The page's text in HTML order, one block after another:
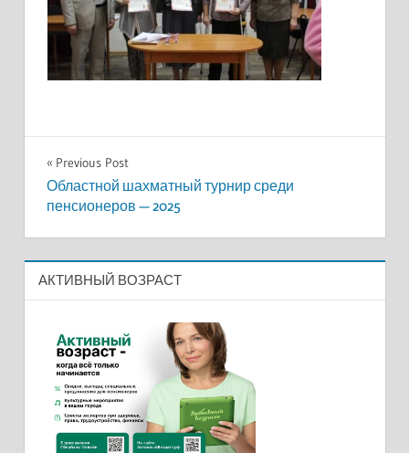
Навигация
по
записям
Previous Post
Областной шахматный турнир среди
пенсионеров — 2025
АКТИВНЫЙ ВОЗРАСТ